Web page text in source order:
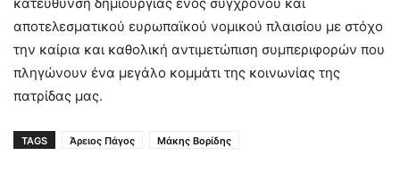
κατεύθυνση δημιουργίας ενός σύγχρονου και
αποτελεσματικού ευρωπαϊκού νομικού πλαισίου με στόχο
την καίρια και καθολική αντιμετώπιση συμπεριφορών που
πληγώνουν ένα μεγάλο κομμάτι της κοινωνίας της
πατρίδας μας.
TAGS Άρειος Πάγος Μάκης Βορίδης